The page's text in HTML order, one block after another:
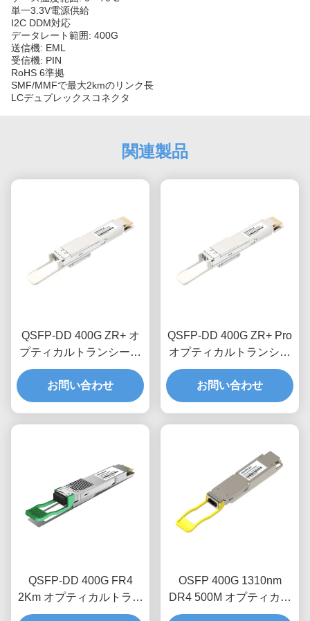
単一3.3V電源供給
I2C DDM対応
データレート範囲: 400G
送信機: EML
受信機: PIN
RoHS 6準拠
SMF/MMFで最大2kmのリンク長
LCデュプレックスコネクタ
関連製品
QSFP-DD 400G ZR+ オ
プティカルトランシーバ
ーモジュール
お問い合わせ
QSFP-DD 400G ZR+ Pro
オプティカルトランシー
バーモジュール
お問い合わせ
QSFP-DD 400G FR4
2Km オプティカルトラン
シーバーモジュール
OSFP 400G 1310nm
DR4 500M オプティカル
トランシーバーモジュー